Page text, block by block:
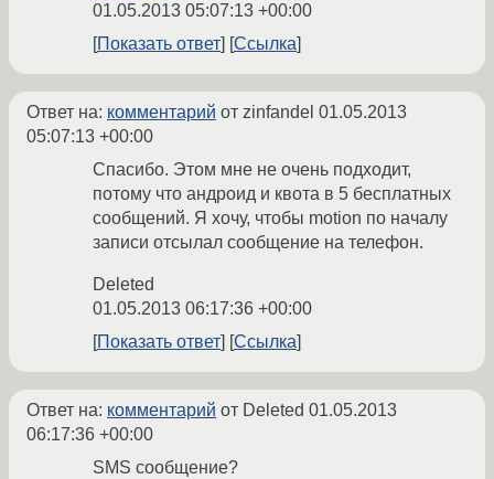
01.05.2013 05:07:13 +00:00
Показать ответ
Ссылка
Ответ на: комментарий от zinfandel 01.05.2013
05:07:13 +00:00
Спасибо. Этом мне не очень подходит,
потому что андроид и квота в 5 бесплатных
сообщений. Я хочу, чтобы motion по началу
записи отсылал сообщение на телефон.
Deleted
01.05.2013 06:17:36 +00:00
Показать ответ
Ссылка
Ответ на: комментарий от Deleted 01.05.2013
06:17:36 +00:00
SMS сообщение?